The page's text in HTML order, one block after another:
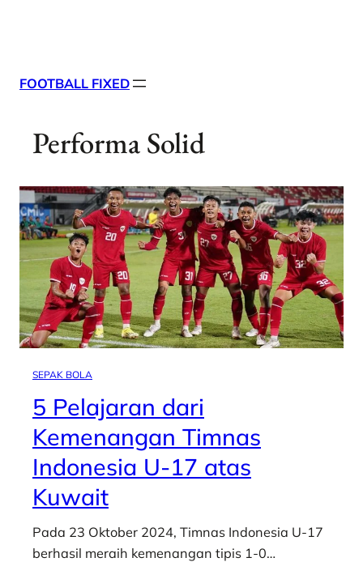
FOOTBALL FIXED
Performa Solid
SEPAK BOLA
5 Pelajaran dari
Kemenangan Timnas
Indonesia U-17 atas
Kuwait
Pada 23 Oktober 2024, Timnas Indonesia U-17
berhasil meraih kemenangan tipis 1-0…